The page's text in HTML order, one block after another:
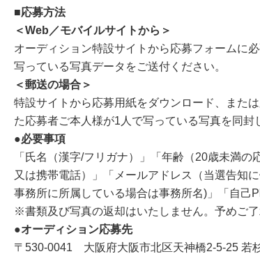
■応募方法
＜Web／モバイルサイトから＞
オーディション特設サイトから応募フォームに
写っている写真データをご送付ください。
＜郵送の場合＞
特設サイトから応募用紙をダウンロード、また
た応募者ご本人様が1人で写っている写真を同封
●必要事項
「氏名（漢字/フリガナ）」「年齢（20歳未満
又は携帯電話）」「メールアドレス（当選告知
事務所に所属している場合は事務所名)」「自己
※書類及び写真の返却はいたしません。予めご了
●オーディション応募先
〒530-0041 大阪府大阪市北区天神橋2-5-25 若